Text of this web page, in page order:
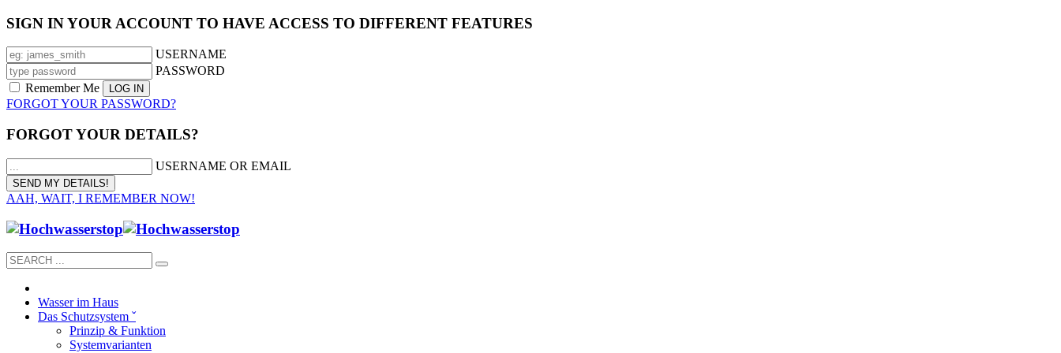
SIGN IN YOUR ACCOUNT TO HAVE ACCESS TO DIFFERENT FEATURES
USERNAME
PASSWORD
Remember Me
FORGOT YOUR PASSWORD?
FORGOT YOUR DETAILS?
USERNAME OR EMAIL
AAH, WAIT, I REMEMBER NOW!
Wasser im Haus
Das Schutzsystem ˇ
Prinzip & Funktion
Systemvarianten